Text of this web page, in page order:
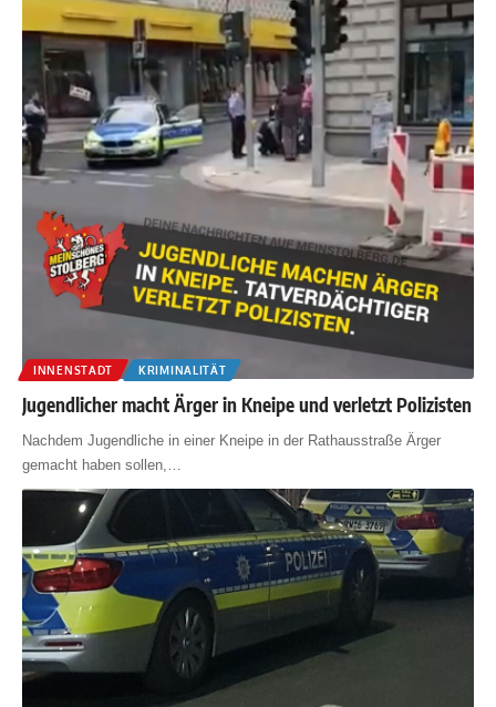
INNENSTADT KRIMINALITÄT
Jugendlicher macht Ärger in Kneipe und verletzt Polizisten
Nachdem Jugendliche in einer Kneipe in der Rathausstraße Ärger
gemacht haben sollen,